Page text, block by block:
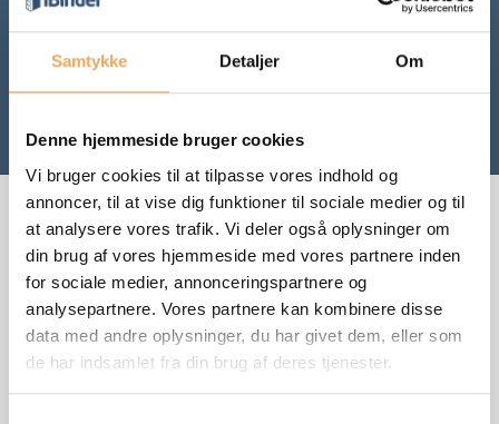
Samtykke Detaljer Om
Denne hjemmeside bruger cookies
Vi bruger cookies til at tilpasse vores indhold og
annoncer, til at vise dig funktioner til sociale medier og til
at analysere vores trafik. Vi deler også oplysninger om
din brug af vores hjemmeside med vores partnere inden
for sociale medier, annonceringspartnere og
analysepartnere. Vores partnere kan kombinere disse
data med andre oplysninger, du har givet dem, eller som
de har indsamlet fra din brug af deres tjenester.
Bliv kontaktet af en af vores specialister